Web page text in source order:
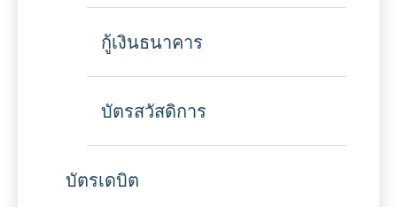
กู้เงินธนาคาร
บัตรสวัสดิการ
บัตรเดบิต